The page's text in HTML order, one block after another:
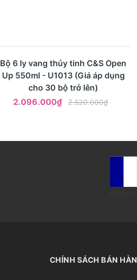
- 17% Mua ngay Xem nhanh
Bộ 6 ly vang thủy tinh C&S Open
Up 550ml - U1013 (Giá áp dụng
cho 30 bộ trở lên)
2.096.000₫
2.520.000₫
CHÍNH SÁCH BÁN